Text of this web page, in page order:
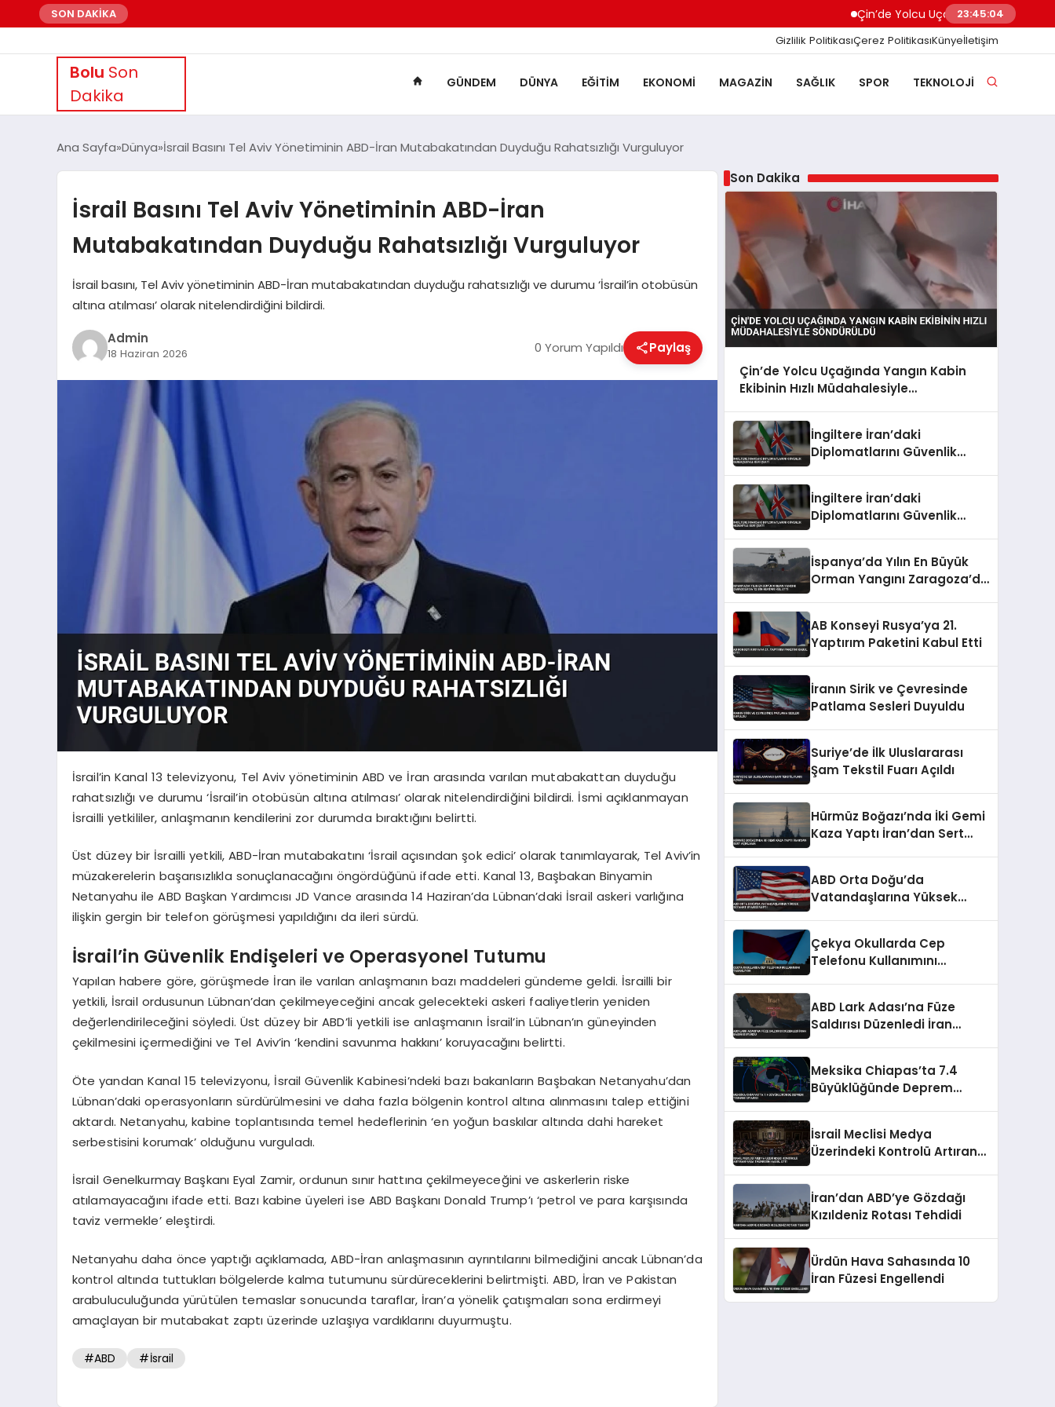
SON DAKİKA Çin’de Yolcu Uçağında Yangın Kabin
23:45:05
Gizlilik PolitikasıÇerez PolitikasıKünyeİletişim
Bolu Son
Dakika
GÜNDEM DÜNYA EĞITIM EKONOMI MAGAZIN SAĞLIK SPOR TEKNOLOJI
Ana Sayfa Dünya İsrail Basını Tel Aviv Yönetiminin ABD-İran Mutabakatından Duyduğu Rahatsızlığı Vurguluyor
İsrail Basını Tel Aviv Yönetiminin ABD-İran
Mutabakatından Duyduğu Rahatsızlığı Vurguluyor
İsrail basını, Tel Aviv yönetiminin ABD-İran mutabakatından duyduğu rahatsızlığı ve durumu ‘İsrail’in otobüsün
altına atılması’ olarak nitelendirdiğini bildirdi.
Admin
18 Haziran 2026 0 Yorum Yapıldı Paylaş
İsrail’in Kanal 13 televizyonu, Tel Aviv yönetiminin ABD ve İran arasında varılan mutabakattan duyduğu
rahatsızlığı ve durumu ‘İsrail’in otobüsün altına atılması’ olarak nitelendirdiğini bildirdi. İsmi açıklanmayan
İsrailli yetkililer, anlaşmanın kendilerini zor durumda bıraktığını belirtti.
Üst düzey bir İsrailli yetkili, ABD-İran mutabakatını ‘İsrail açısından şok edici’ olarak tanımlayarak, Tel Aviv’in
müzakerelerin başarısızlıkla sonuçlanacağını öngördüğünü ifade etti. Kanal 13, Başbakan Binyamin
Netanyahu ile ABD Başkan Yardımcısı JD Vance arasında 14 Haziran’da Lübnan’daki İsrail askeri varlığına
ilişkin gergin bir telefon görüşmesi yapıldığını da ileri sürdü.
İsrail’in Güvenlik Endişeleri ve Operasyonel Tutumu
Yapılan habere göre, görüşmede İran ile varılan anlaşmanın bazı maddeleri gündeme geldi. İsrailli bir
yetkili, İsrail ordusunun Lübnan’dan çekilmeyeceğini ancak gelecekteki askeri faaliyetlerin yeniden
değerlendirileceğini söyledi. Üst düzey bir ABD’li yetkili ise anlaşmanın İsrail’in Lübnan’ın güneyinden
çekilmesini içermediğini ve Tel Aviv’in ‘kendini savunma hakkını’ koruyacağını belirtti.
Öte yandan Kanal 15 televizyonu, İsrail Güvenlik Kabinesi’ndeki bazı bakanların Başbakan Netanyahu’dan
Lübnan’daki operasyonların sürdürülmesini ve daha fazla bölgenin kontrol altına alınmasını talep ettiğini
aktardı. Netanyahu, kabine toplantısında temel hedeflerinin ‘en yoğun baskılar altında dahi hareket
serbestisini korumak’ olduğunu vurguladı.
İsrail Genelkurmay Başkanı Eyal Zamir, ordunun sınır hattına çekilmeyeceğini ve askerlerin riske
atılamayacağını ifade etti. Bazı kabine üyeleri ise ABD Başkanı Donald Trump’ı ‘petrol ve para karşısında
taviz vermekle’ eleştirdi.
Netanyahu daha önce yaptığı açıklamada, ABD-İran anlaşmasının ayrıntılarını bilmediğini ancak Lübnan’da
kontrol altında tuttukları bölgelerde kalma tutumunu sürdüreceklerini belirtmişti. ABD, İran ve Pakistan
arabuluculuğunda yürütülen temaslar sonucunda taraflar, İran’a yönelik çatışmaları sona erdirmeyi
amaçlayan bir mutabakat zaptı üzerinde uzlaşıya vardıklarını duyurmuştu.
#ABD #İsrail
Son Dakika
Çin’de Yolcu Uçağında Yangın Kabin
Ekibinin Hızlı Müdahalesiyle
İngiltere İran’daki
Diplomatlarını Güvenlik
İngiltere İran’daki
Diplomatlarını Güvenlik
İspanya’da Yılın En Büyük
Orman Yangını Zaragoza’da
AB Konseyi Rusya’ya 21.
Yaptırım Paketini Kabul Etti
İranın Sirik ve Çevresinde
Patlama Sesleri Duyuldu
Suriye’de İlk Uluslararası
Şam Tekstil Fuarı Açıldı
Hürmüz Boğazı’nda İki Gemi
Kaza Yaptı İran’dan Sert
ABD Orta Doğu’da
Vatandaşlarına Yüksek
Çekya Okullarda Cep
Telefonu Kullanımını
ABD Lark Adası’na Füze
Saldırısı Düzenledi İran
Meksika Chiapas’ta 7.4
Büyüklüğünde Deprem
İsrail Meclisi Medya
Üzerindeki Kontrolü Artıran
İran’dan ABD’ye Gözdağı
Kızıldeniz Rotası Tehdidi
Ürdün Hava Sahasında 10
İran Füzesi Engellendi